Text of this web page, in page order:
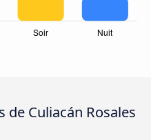
Culiacán Rosales